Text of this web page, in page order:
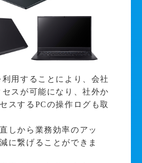
利用することにより、会社
セスが可能になり、社外か
スするPCの操作ログも取
しから業務効率のアッ
に繋げることができま